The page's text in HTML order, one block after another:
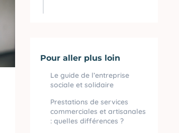
Pour aller plus loin
Le guide de l’entreprise
sociale et solidaire
Prestations de services
commerciales et artisanales
: quelles différences ?